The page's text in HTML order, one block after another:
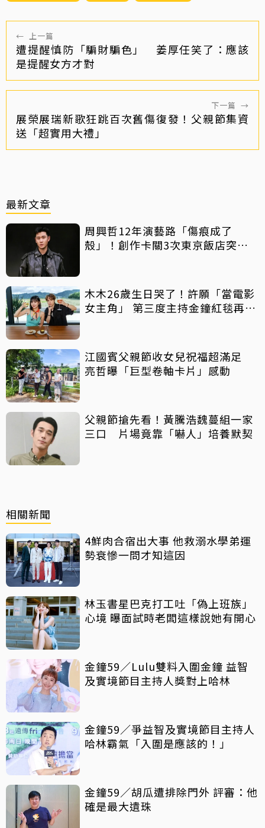
← 上一篇
遭提醒慎防「騙財騙色」 姜厚任笑了：應該
是提醒女方才對
下一篇 →
展榮展瑞新歌狂跳百次舊傷復發！父親節集資
送「超實用大禮」
最新文章
周興哲12年演藝路「傷痕成了
殼」！創作卡關3次東京飯店突找
木木26歲生日哭了！許願「當電影
女主角」 第三度主持金鐘紅毯再喊
江國賓父親節收女兒祝福超滿足
亮哲曝「巨型卷軸卡片」感動
父親節搶先看！黃騰浩魏蔓組一家
三口 片場竟靠「嚇人」培養默契
相關新聞
4鮮肉合宿出大事 他救溺水學弟運
勢衰慘一問才知這因
林玉書星巴克打工吐「偽上班族」
心境 曝面試時老闆這樣說她有開心
金鐘59／Lulu雙料入圍金鐘 益智
及實境節目主持人獎對上哈林
金鐘59／爭益智及實境節目主持人
哈林霸氣「入圍是應該的！」
金鐘59／胡瓜遭排除門外 評審：他
確是最大遺珠